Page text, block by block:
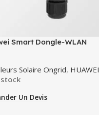
Smart Dongle-WLAN
Solaire Ongrid, HUAWEI
Un Devis